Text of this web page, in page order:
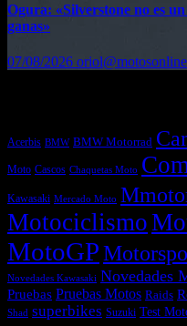
Ogura: «Silverstone no es
ganas»
07/08/2026
Acerbis BMW BMW Motorrad
Moto Cascos Chaquetas Moto
Kawasaki Mercado Moto
Motociclismo
MotoGP
Novedades Kawasaki Novedades
Pruebas Pruebas Motos Raids
Shad superbikes Suzuki Test